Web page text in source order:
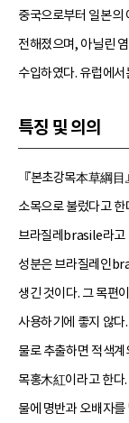
중국으로부터 일본의
전해졌으며, 아닐린
수입하였다. 유럽에
특징 및 의의
『본초강목本草綱
소목으로 불렀다고
브라질레brasile라고
성분은 브라질레인
생긴 것이다. 그 목편
사용하기에 좋지 않
물로 추출하면 적색
목홍木紅이라고 한다
물에 명반과 오배자